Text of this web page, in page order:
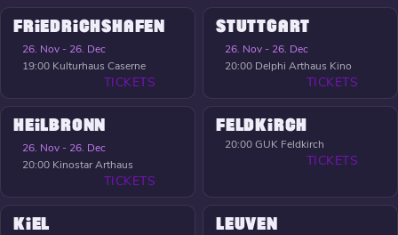
FRIEDRICHSHAFEN
26. Nov - 26. Dec
19:00 Kulturhaus Caserne
TICKETS
STUTTGART
26. Nov - 26. Dec
20:00 Delphi Arthaus Kino
TICKETS
HEILBRONN
26. Nov - 26. Dec
20:00 Kinostar Arthaus
TICKETS
FELDKIRCH
20:00GUK Feldkirch
TICKETS
KIEL LEUVEN